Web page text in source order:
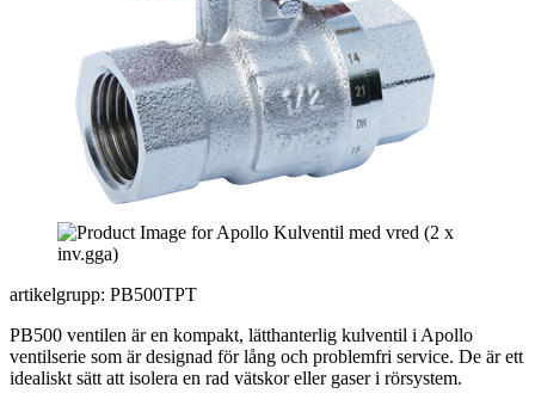
artikelgrupp: PB500TPT
PB500 ventilen är en kompakt, lätthanterlig kulventil i Apollo
ventilserie som är designad för lång och problemfri service. De är ett
idealiskt sätt att isolera en rad vätskor eller gaser i rörsystem.